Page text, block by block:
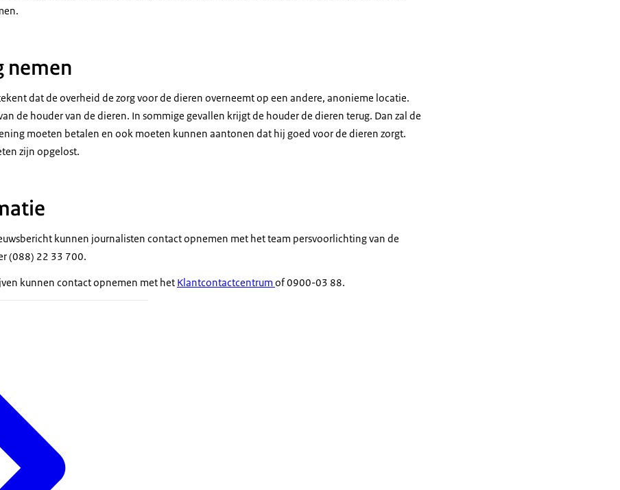
nemen
dat de overheid de zorg voor de dieren overneemt op een andere, anonieme locatie.
de houder van de dieren. In sommige gevallen krijgt de houder de dieren terug. Dan zal de
moeten betalen en ook moeten kunnen aantonen dat hij goed voor de dieren zorgt.
zijn opgelost.
kunnen journalisten contact opnemen met het team persvoorlichting van de
(088) 22 33 700.
kunnen contact opnemen met het Klantcontactcentrum of 0900-03 88.